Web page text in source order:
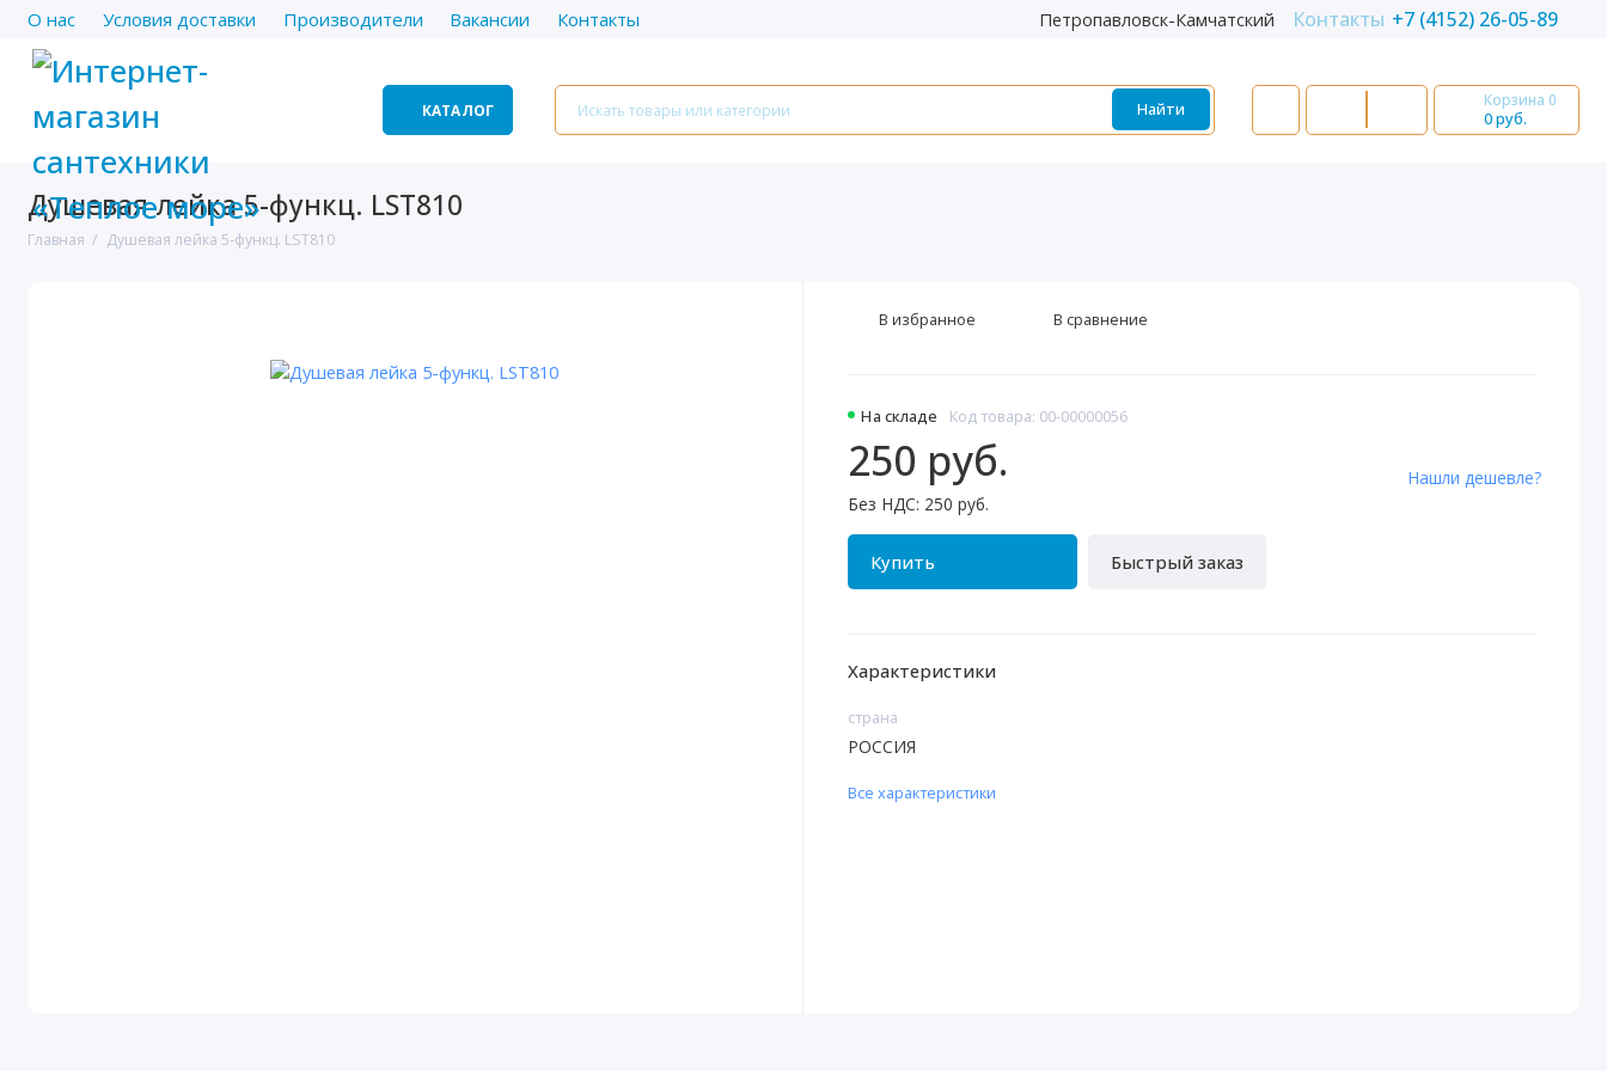
О нас Условия доставки Производители Вакансии Контакты Петропавловск-Камчатский Контакты +7 (4152) 26-05-89
КАТАЛОГ Найти Корзина 0
0 руб.
Душевая лейка 5-функц. LST810
Главная Душевая лейка 5-функц. LST810
На складе Код товара: 00-00000056
250 руб.
Без НДС: 250 руб.
Купить Быстрый заказ
Нашли дешевле?
В избранное В сравнение
Характеристики
страна
РОССИЯ
Все характеристики